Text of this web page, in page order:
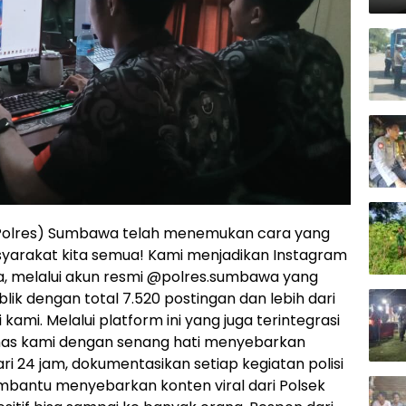
Sumbawa telah menemukan cara yang
kita semua! Kami menjadikan Instagram
akun resmi @polres.sumbawa yang
dengan total 7.520 postingan dan lebih dari
Melalui platform ini yang juga terintegrasi
kami dengan senang hati menyebarkan
24 jam, dokumentasikan setiap kegiatan polisi
menyebarkan konten viral dari Polsek